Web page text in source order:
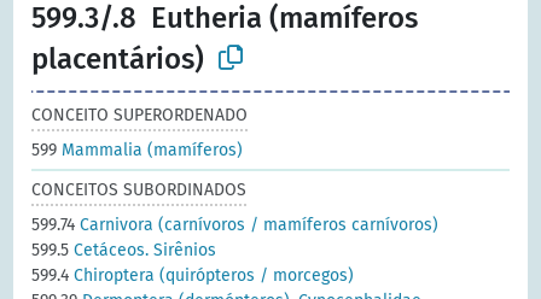
599.3/.8 Eutheria (mamíferos
placentários)
CONCEITO SUPERORDENADO
599 Mammalia (mamíferos)
CONCEITOS SUBORDINADOS
599.74Carnivora (carnívoros / mamíferos carnívoros)
599.5Cetáceos. Sirênios
599.4Chiroptera (quirópteros / morcegos)